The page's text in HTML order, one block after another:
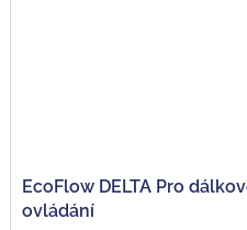
EcoFlow DELTA Pro
ovládání